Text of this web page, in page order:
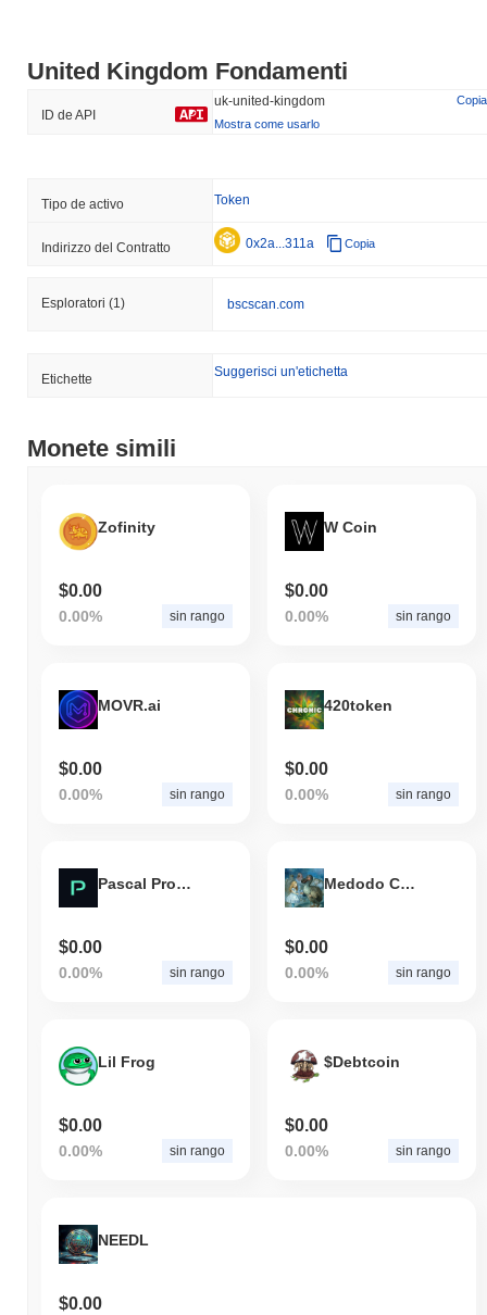
United Kingdom Fondamenti
ID de API
uk-united-kingdom
Copia
Mostra come usarlo
Tipo de activo Token
Indirizzo del Contratto 0x2a...311a Copia
Esploratori (1) bscscan.com
Etichette Suggerisci un'etichetta
Monete simili
Zofinity
$0.00
0.00% sin rango
W Coin
$0.00
0.00% sin rango
MOVR.ai
$0.00
0.00% sin rango
420token
$0.00
0.00% sin rango
Pascal Protocol
$0.00
0.00% sin rango
Medodo Coin
$0.00
0.00% sin rango
Lil Frog
$0.00
0.00% sin rango
$Debtcoin
$0.00
0.00% sin rango
NEEDL
$0.00